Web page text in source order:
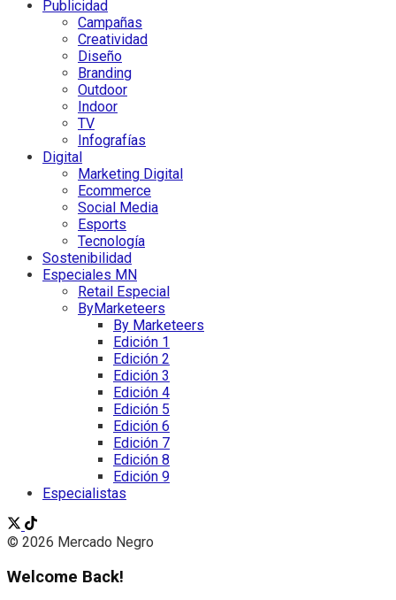
Publicidad
Campañas
Creatividad
Diseño
Branding
Outdoor
Indoor
TV
Infografías
Digital
Marketing Digital
Ecommerce
Social Media
Esports
Tecnología
Sostenibilidad
Especiales MN
Retail Especial
ByMarketeers
By Marketeers
Edición 1
Edición 2
Edición 3
Edición 4
Edición 5
Edición 6
Edición 7
Edición 8
Edición 9
Especialistas
© 2026 Mercado Negro
Welcome Back!